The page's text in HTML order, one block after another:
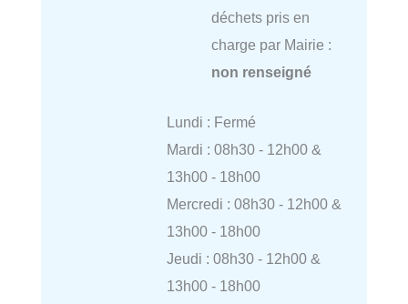
déchets pris en
charge par Mairie :
non renseigné
Lundi : Fermé
Mardi : 08h30 - 12h00 &
13h00 - 18h00
Mercredi : 08h30 - 12h00 &
13h00 - 18h00
Jeudi : 08h30 - 12h00 &
13h00 - 18h00